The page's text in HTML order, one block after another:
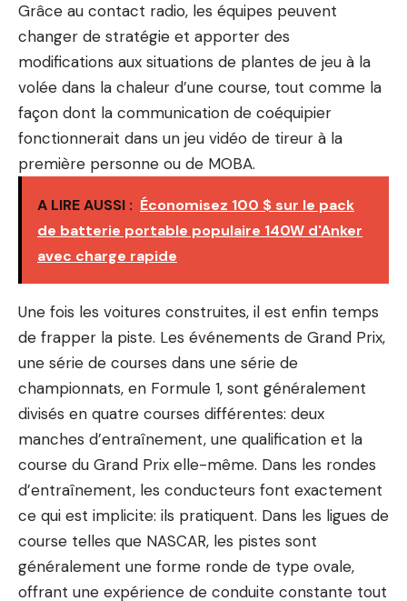
Grâce au contact radio, les équipes peuvent
changer de stratégie et apporter des
modifications aux situations de plantes de jeu à la
volée dans la chaleur d’une course, tout comme la
façon dont la communication de coéquipier
fonctionnerait dans un jeu vidéo de tireur à la
première personne ou de MOBA.
A LIRE AUSSI : Économisez 100 $ sur le pack
de batterie portable populaire 140W d'Anker
avec charge rapide
Une fois les voitures construites, il est enfin temps
de frapper la piste. Les événements de Grand Prix,
une série de courses dans une série de
championnats, en Formule 1, sont généralement
divisés en quatre courses différentes: deux
manches d’entraînement, une qualification et la
course du Grand Prix elle-même. Dans les rondes
d’entraînement, les conducteurs font exactement
ce qui est implicite: ils pratiquent. Dans les ligues de
course telles que NASCAR, les pistes sont
généralement une forme ronde de type ovale,
offrant une expérience de conduite constante tout